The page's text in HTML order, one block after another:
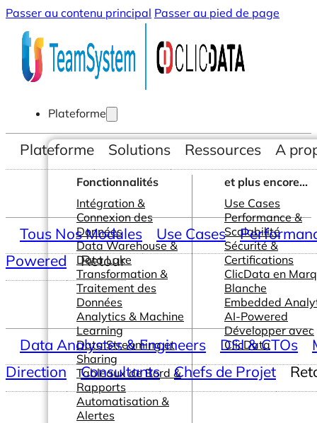
Passer au contenu principal Passer au pied de page
Plateforme
Fonctionnalités
Intégration &
Connexion des
Données
Data Warehouse &
Data Lake
Transformation &
Traitement des
Données
Analytics & Machine
Learning
Data Streaming et
Sharing
Tableaux de Bord &
Rapports
Automatisation &
Alertes
et plus encore...
Use Cases
Performance &
Scalabilité
Sécurité &
Certifications
ClicData en
Blanche
Embedded
AI-Powered
Développer avec
ClicData
Plateforme Solutions Ressources A
Tous Nos Modules Use Cases
Powered
Retour
Data Analystes & Engineers DSI & CTOs
Direction
Consultants Chefs de Projet